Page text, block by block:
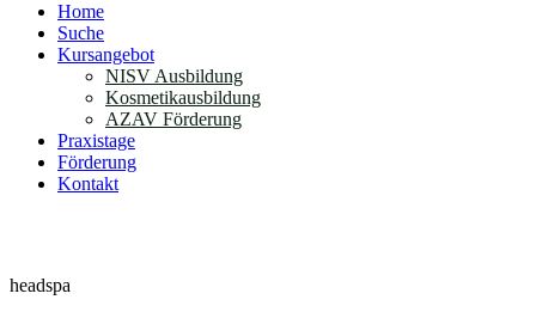
Home
Suche
Kursangebot
NISV Ausbildung
Kosmetikausbildung
AZAV Förderung
Praxistage
Förderung
Kontakt
headspa